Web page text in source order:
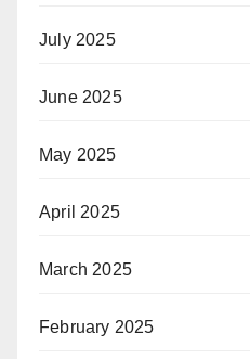
July 2025
June 2025
May 2025
April 2025
March 2025
February 2025